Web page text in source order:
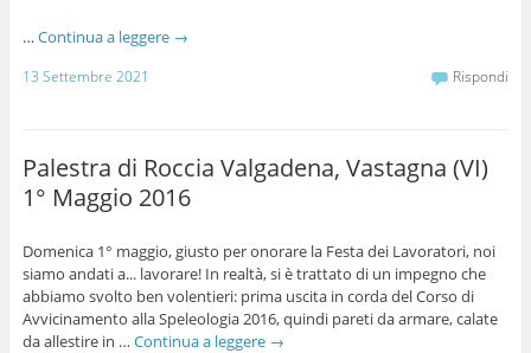
… Continua a leggere →
13 Settembre 2021 Rispondi
Palestra di Roccia Valgadena, Vastagna (VI)
1° Maggio 2016
Domenica 1° maggio, giusto per onorare la Festa dei Lavoratori, noi
siamo andati a... lavorare! In realtà, si è trattato di un impegno che
abbiamo svolto ben volentieri: prima uscita in corda del Corso di
Avvicinamento alla Speleologia 2016, quindi pareti da armare, calate
da allestire in … Continua a leggere →